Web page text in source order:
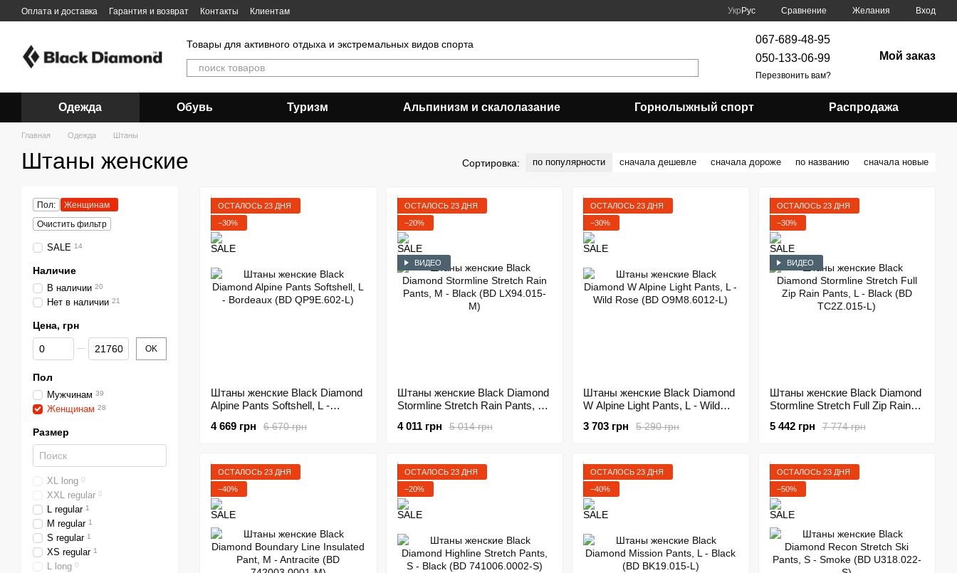
Перейти к основному контенту
Оплата и доставка Гарантия и возврат Контакты Клиентам Укр Рус Сравнение Желания Вход
Товары для активного отдыха и экстремальных видов спорта
067-689-48-95
050-133-06-99
Перезвонить вам?
Мой заказ
Одежда Обувь Туризм Альпинизм и скалолазание Горнолыжный спорт Распродажа
Главная Одежда Штаны
Штаны женские Сортировка: по популярности сначала дешевле сначала дороже по названию сначала новые
ОСТАЛОСЬ 23 ДНЯ
−30%
Штаны женские Black Diamond
Alpine Pants Softshell, L -
6 670 грн
4 669 грн
ОСТАЛОСЬ 23 ДНЯ
−20%
ВИДЕО
Штаны женские Black Diamond
Stormline Stretch Rain Pants, M
5 014 грн
4 011 грн
ОСТАЛОСЬ 23 ДНЯ
−30%
Штаны женские Black Diamond
W Alpine Light Pants, L - Wild
5 290 грн
3 703 грн
ОСТАЛОСЬ 23 ДНЯ
−30%
ВИДЕО
Штаны женские Black Diamond
Stormline Stretch Full Zip Rain
L)
7 774 грн
5 442 грн
ОСТАЛОСЬ 23 ДНЯ
−40%
ОСТАЛОСЬ 23 ДНЯ
−20%
ОСТАЛОСЬ 23 ДНЯ
−40%
ОСТАЛОСЬ 23 ДНЯ
−50%
Пол:
Женщинам
Очистить фильтр
SALE 14
Наличие
В наличии 20
Нет в наличии 21
Цена, грн
От Цена, грн
До Цена, грн OK
Пол
Мужчинам 39
Женщинам 28
Размер
XL long 0
XXL regular 0
L regular 1
M regular 1
S regular 1
XS regular 1
L long 0